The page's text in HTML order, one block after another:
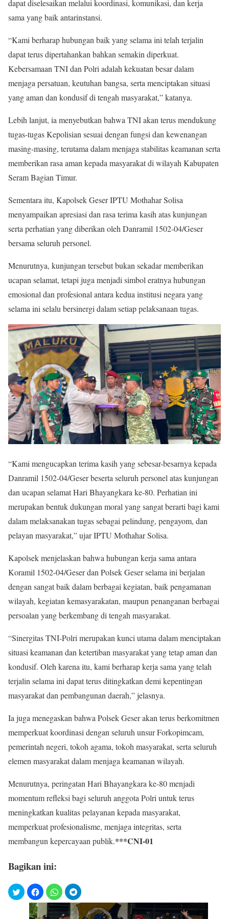
dapat diselesaikan melalui koordinasi, komunikasi, dan kerja
sama yang baik antarinstansi.
“Kami berharap hubungan baik yang selama ini telah terjalin
dapat terus dipertahankan bahkan semakin diperkuat.
Kebersamaan TNI dan Polri adalah kekuatan besar dalam
menjaga persatuan, keutuhan bangsa, serta menciptakan situasi
yang aman dan kondusif di tengah masyarakat,” katanya.
Lebih lanjut, ia menyebutkan bahwa TNI akan terus mendukung
tugas-tugas Kepolisian sesuai dengan fungsi dan kewenangan
masing-masing, terutama dalam menjaga stabilitas keamanan serta
memberikan rasa aman kepada masyarakat di wilayah Kabupaten
Seram Bagian Timur.
Sementara itu, Kapolsek Geser IPTU Mothahar Solisa
menyampaikan apresiasi dan rasa terima kasih atas kunjungan
serta perhatian yang diberikan oleh Danramil 1502-04/Geser
bersama seluruh personel.
Menurutnya, kunjungan tersebut bukan sekadar memberikan
ucapan selamat, tetapi juga menjadi simbol eratnya hubungan
emosional dan profesional antara kedua institusi negara yang
selama ini selalu bersinergi dalam setiap pelaksanaan tugas.
“Kami mengucapkan terima kasih yang sebesar-besarnya kepada
Danramil 1502-04/Geser beserta seluruh personel atas kunjungan
dan ucapan selamat Hari Bhayangkara ke-80. Perhatian ini
merupakan bentuk dukungan moral yang sangat berarti bagi kami
dalam melaksanakan tugas sebagai pelindung, pengayom, dan
pelayan masyarakat,” ujar IPTU Mothahar Solisa.
Kapolsek menjelaskan bahwa hubungan kerja sama antara
Koramil 1502-04/Geser dan Polsek Geser selama ini berjalan
dengan sangat baik dalam berbagai kegiatan, baik pengamanan
wilayah, kegiatan kemasyarakatan, maupun penanganan berbagai
persoalan yang berkembang di tengah masyarakat.
“Sinergitas TNI-Polri merupakan kunci utama dalam menciptakan
situasi keamanan dan ketertiban masyarakat yang tetap aman dan
kondusif. Oleh karena itu, kami berharap kerja sama yang telah
terjalin selama ini dapat terus ditingkatkan demi kepentingan
masyarakat dan pembangunan daerah,” jelasnya.
Ia juga menegaskan bahwa Polsek Geser akan terus berkomitmen
memperkuat koordinasi dengan seluruh unsur Forkopimcam,
pemerintah negeri, tokoh agama, tokoh masyarakat, serta seluruh
elemen masyarakat dalam menjaga keamanan wilayah.
Menurutnya, peringatan Hari Bhayangkara ke-80 menjadi
momentum refleksi bagi seluruh anggota Polri untuk terus
meningkatkan kualitas pelayanan kepada masyarakat,
memperkuat profesionalisme, menjaga integritas, serta
membangun kepercayaan publik.***CNI-01
Bagikan ini: